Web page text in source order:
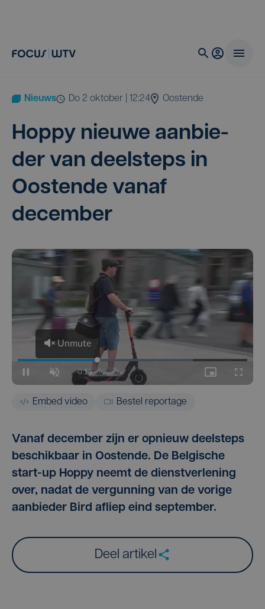
Nieuws do 2 oktober | 12:24 Oostende
Hop­py nieu­we aan­bie­
der van deel­steps in
Oos­ten­de van­af
december
Embed video Bestel reportage
Vanaf december zijn er opnieuw deelsteps
beschikbaar in Oostende. De Belgische
start-up Hoppy neemt de dienstverlening
over, nadat de vergunning van de vorige
aanbieder Bird afliep eind september.
Deel artikel